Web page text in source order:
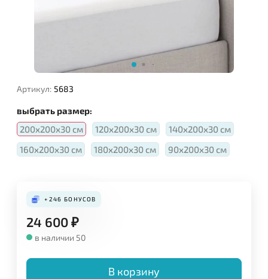
Артикул: 5683
выбрать размер:
200x200x30 см
120x200x30 см
140x200x30 см
160x200x30 см
180x200x30 см 90x200x30 см
+246 БОНУСОВ
24 600₽
в наличии 50
В корзину